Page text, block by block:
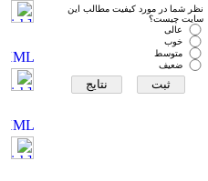
نظر شما در مورد کیفیت مطالب این
سایت چیست؟
عالی
خوب
متوسط
ضعیف